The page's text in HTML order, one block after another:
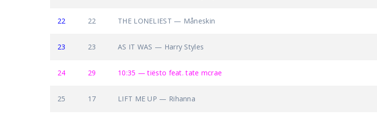
22 22 THE LONELIEST — Måneskin
23 23 AS IT WAS — Harry Styles
24 29 10:35 — tiësto feat. tate mcrae
25 17 LIFT ME UP — Rihanna